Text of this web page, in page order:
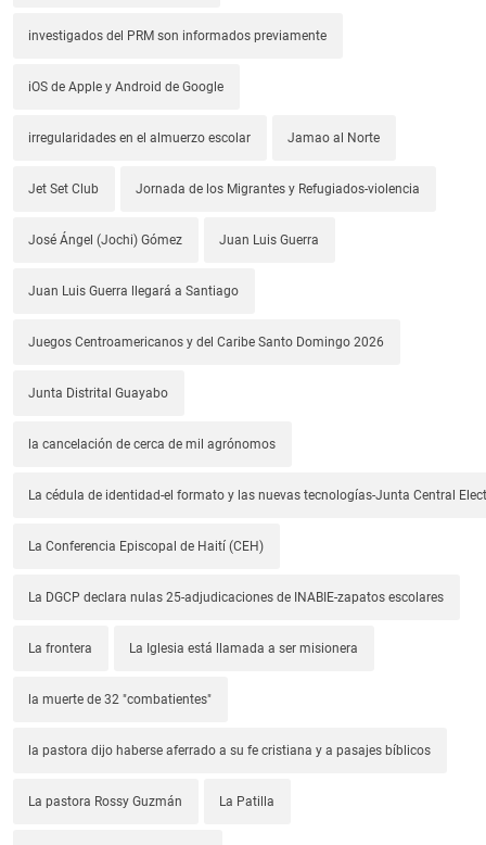
investigados del PRM son informados previamente
iOS de Apple y Android de Google
irregularidades en el almuerzo escolar Jamao al Norte
Jet Set Club Jornada de los Migrantes y Refugiados-violencia
José Ángel (Jochi) Gómez Juan Luis Guerra
Juan Luis Guerra llegará a Santiago
Juegos Centroamericanos y del Caribe Santo Domingo 2026
Junta Distrital Guayabo
la cancelación de cerca de mil agrónomos
La cédula de identidad-el formato y las nuevas tecnologías-Junta Central
La Conferencia Episcopal de Haití (CEH)
La DGCP declara nulas 25-adjudicaciones de INABIE-zapatos escolares
La frontera La Iglesia está llamada a ser misionera
la muerte de 32 "combatientes"
la pastora dijo haberse aferrado a su fe cristiana y a pasajes bíblicos
La pastora Rossy Guzmán La Patilla